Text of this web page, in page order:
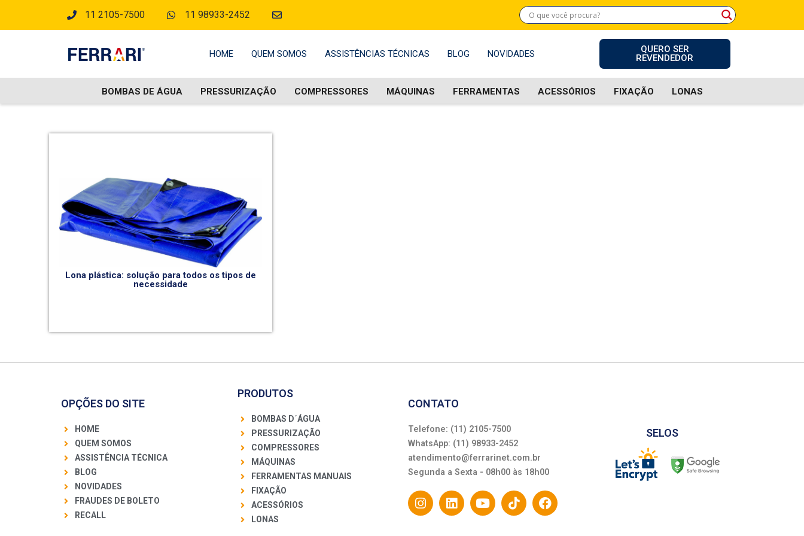
11 2105-7500 11 98933-2452
HOME QUEM SOMOS ASSISTÊNCIAS TÉCNICAS BLOG NOVIDADES
QUERO SER
REVENDEDOR
BOMBAS DE ÁGUA PRESSURIZAÇÃO COMPRESSORES MÁQUINAS FERRAMENTAS ACESSÓRIOS FIXAÇÃO LONAS
Lona plástica: solução para todos os tipos de
necessidade
OPÇÕES DO SITE
HOME
QUEM SOMOS
ASSISTÊNCIA TÉCNICA
BLOG
NOVIDADES
FRAUDES DE BOLETO
RECALL
PRODUTOS
BOMBAS D´ÁGUA
PRESSURIZAÇÃO
COMPRESSORES
MÁQUINAS
FERRAMENTAS MANUAIS
FIXAÇÃO
ACESSÓRIOS
LONAS
CONTATO
Telefone: (11) 2105-7500
WhatsApp: (11) 98933-2452
atendimento@ferrarinet.com.br
Segunda a Sexta - 08h00 às 18h00
SELOS